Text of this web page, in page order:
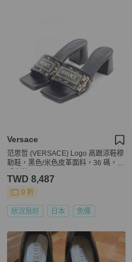
Versace
范思哲 (VERSACE) Logo 高跟涼鞋穆
勒鞋，黑色/米色皮革面料，36 碼，二
TWD 8,487
9 折
狀況良好 日本 免運